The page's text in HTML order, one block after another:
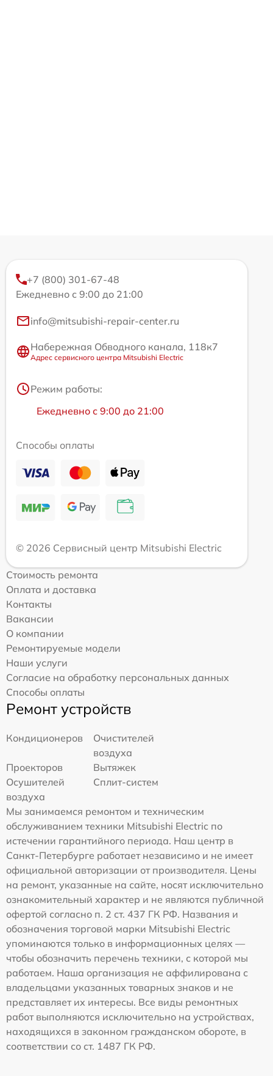
+7 (800) 301-67-48
Ежедневно с 9:00 до 21:00
info@mitsubishi-repair-center.ru
Набережная Обводного канала, 118к7
Адрес сервисного центра Mitsubishi Electric
Режим работы:
Ежедневно с 9:00 до 21:00
Способы оплаты
© 2026 Сервисный центр Mitsubishi Electric
Стоимость ремонта
Оплата и доставка
Контакты
Вакансии
О компании
Ремонтируемые модели
Наши услуги
Согласие на обработку персональных данных
Способы оплаты
Ремонт устройств
Кондиционеров
Очистителей
воздуха
Проекторов
Вытяжек
Осушителей
воздуха
Сплит-систем
Мы занимаемся ремонтом и техническим
обслуживанием техники Mitsubishi Electric по
истечении гарантийного периода. Наш центр в
Санкт-Петербурге работает независимо и не имеет
официальной авторизации от производителя. Цены
на ремонт, указанные на сайте, носят исключительно
ознакомительный характер и не являются публичной
офертой согласно п. 2 ст. 437 ГК РФ. Названия и
обозначения торговой марки Mitsubishi Electric
упоминаются только в информационных целях —
чтобы обозначить перечень техники, с которой мы
работаем. Наша организация не аффилирована с
владельцами указанных товарных знаков и не
представляет их интересы. Все виды ремонтных
работ выполняются исключительно на устройствах,
находящихся в законном гражданском обороте, в
соответствии со ст. 1487 ГК РФ.